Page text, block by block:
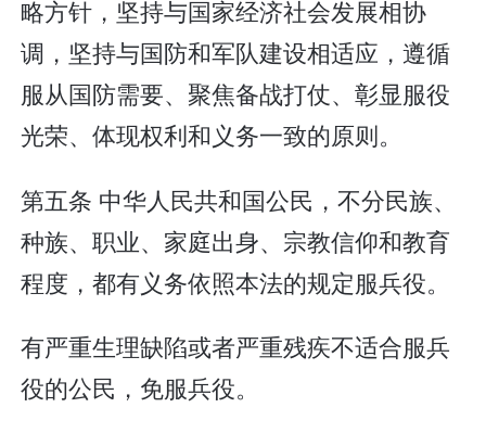
略方针，坚持与国家经济社会发展相协
调，坚持与国防和军队建设相适应，遵循
服从国防需要、聚焦备战打仗、彰显服役
光荣、体现权利和义务一致的原则。
第五条 中华人民共和国公民，不分民族、
种族、职业、家庭出身、宗教信仰和教育
程度，都有义务依照本法的规定服兵役。
有严重生理缺陷或者严重残疾不适合服兵
役的公民，免服兵役。